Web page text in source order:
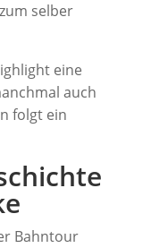
selber
eine
auch
folgt ein
Bahntour